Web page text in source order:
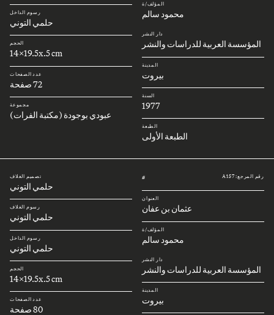
المؤلف/ة
محمود سالم
دار النشر
المؤسسة العربية للدراسات والنشر
المدينة
بيروت
السنة
1977
الطبعة
الطبعة الأولى
رسوم الداخل
حلمي التوني
الحجم
14x19.5x.5 cm
عدد الصفحات
72 صفحة
مجموعة
عبودي بوجودة (مكتبة الفرات)
رقم المرجع: A157 #
العنوان
عثمان بن عفان
المؤلف/ة
محمود سالم
دار النشر
المؤسسة العربية للدراسات والنشر
المدينة
بيروت
تصميم الغلاف
حلمي التوني
رسوم الغلاف
حلمي التوني
رسوم الداخل
حلمي التوني
الحجم
14x19.5x.5 cm
عدد الصفحات
80 صفحة